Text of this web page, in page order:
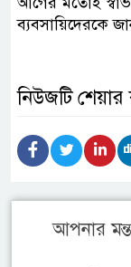
ব্যবসায়িদেরকে
নিউজটি
আপনার